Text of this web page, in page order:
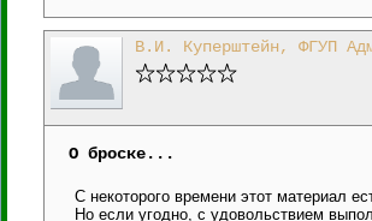
В.И. Куперштейн, ФГУП
О броске...
С некоторого времени этот материал
Но если угодно, с удовольствием